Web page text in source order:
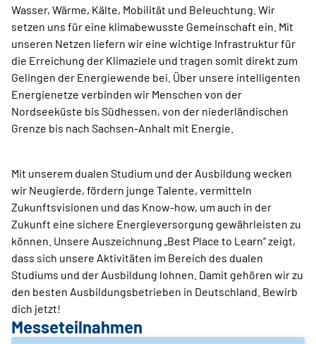
Wasser, Wärme, Kälte, Mobilität und Beleuchtung. Wir
setzen uns für eine klimabewusste Gemeinschaft ein. Mit
unseren Netzen liefern wir eine wichtige Infrastruktur für
die Erreichung der Klimaziele und tragen somit direkt zum
Gelingen der Energiewende bei. Über unsere intelligenten
Energienetze verbinden wir Menschen von der
Nordseeküste bis Südhessen, von der niederländischen
Grenze bis nach Sachsen-Anhalt mit Energie.
Mit unserem dualen Studium und der Ausbildung wecken
wir Neugierde, fördern junge Talente, vermitteln
Zukunftsvisionen und das Know-how, um auch in der
Zukunft eine sichere Energieversorgung gewährleisten zu
können. Unsere Auszeichnung „Best Place to Learn“ zeigt,
dass sich unsere Aktivitäten im Bereich des dualen
Studiums und der Ausbildung lohnen. Damit gehören wir zu
den besten Ausbildungsbetrieben in Deutschland. Bewirb
dich jetzt!
Messeteilnahmen